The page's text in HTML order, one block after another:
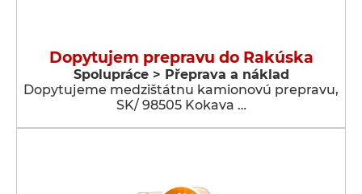
Dopytujem prepravu do Rakúska
Spolupráce > Přeprava a náklad
Dopytujeme medzištátnu kamionovú prepravu,
SK/ 98505 Kokava …